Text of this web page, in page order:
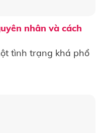
nhân và cách
tình trạng khá phổ